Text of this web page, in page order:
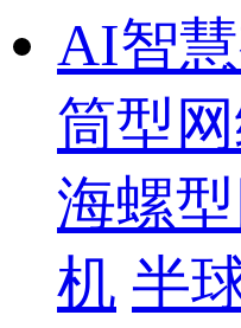
AI智
筒型
海螺
机 半